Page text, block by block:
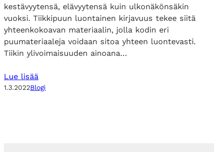
kestävyytensä, elävyytensä kuin ulkonäkönsäkin
vuoksi. Tiikkipuun luontainen kirjavuus tekee siitä
yhteenkokoavan materiaalin, jolla kodin eri
puumateriaaleja voidaan sitoa yhteen luontevasti.
Tiikin ylivoimaisuuden ainoana…
Lue lisää
1.3.2022Blogi